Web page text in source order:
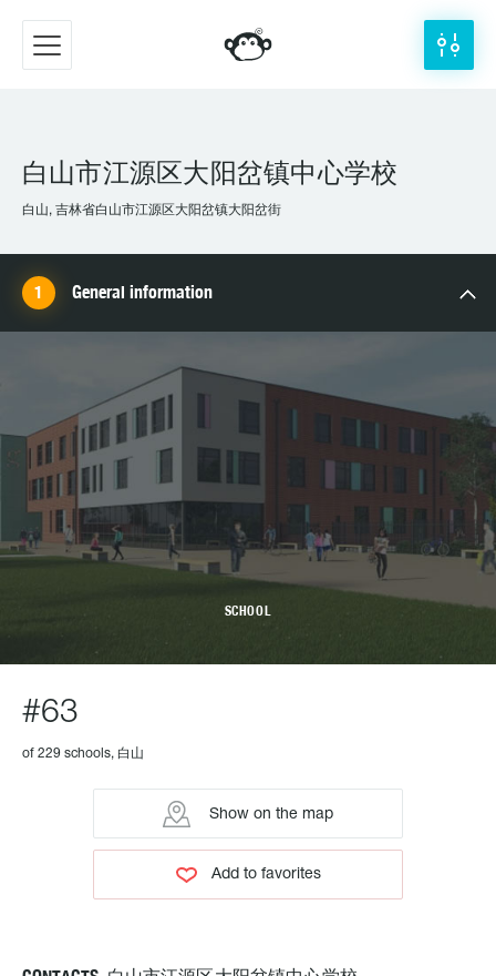
白山市江源区大阳岔镇中心学校
白山, 吉林省白山市江源区大阳岔镇大阳岔街
General information
SCHOOL
#63
of 229 schools, 白山
Show on the map
Add to favorites